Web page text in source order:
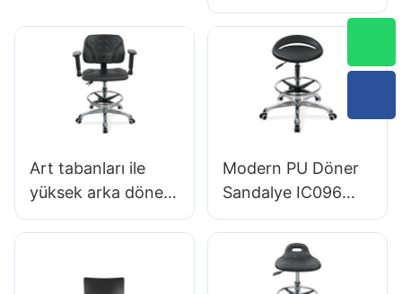
halkası &
laboratuvarlar/temi
z odalar için
alüminyum 5 yıldızlı
Ergonomik Döner
Sandalye IC142 &
Kolçaklar
Ayarlanabilir Ayak
Halkası &
Laboratuvarlar için
Art tabanları ile
yüksek arka döner
sandalye
lomber destek
Modern PU Döner
Sandalye IC096
Yükseklik Ayarı
Ayarlanabilir Ayak
Halkası & 5 yıldızlı
taban | Ofis için